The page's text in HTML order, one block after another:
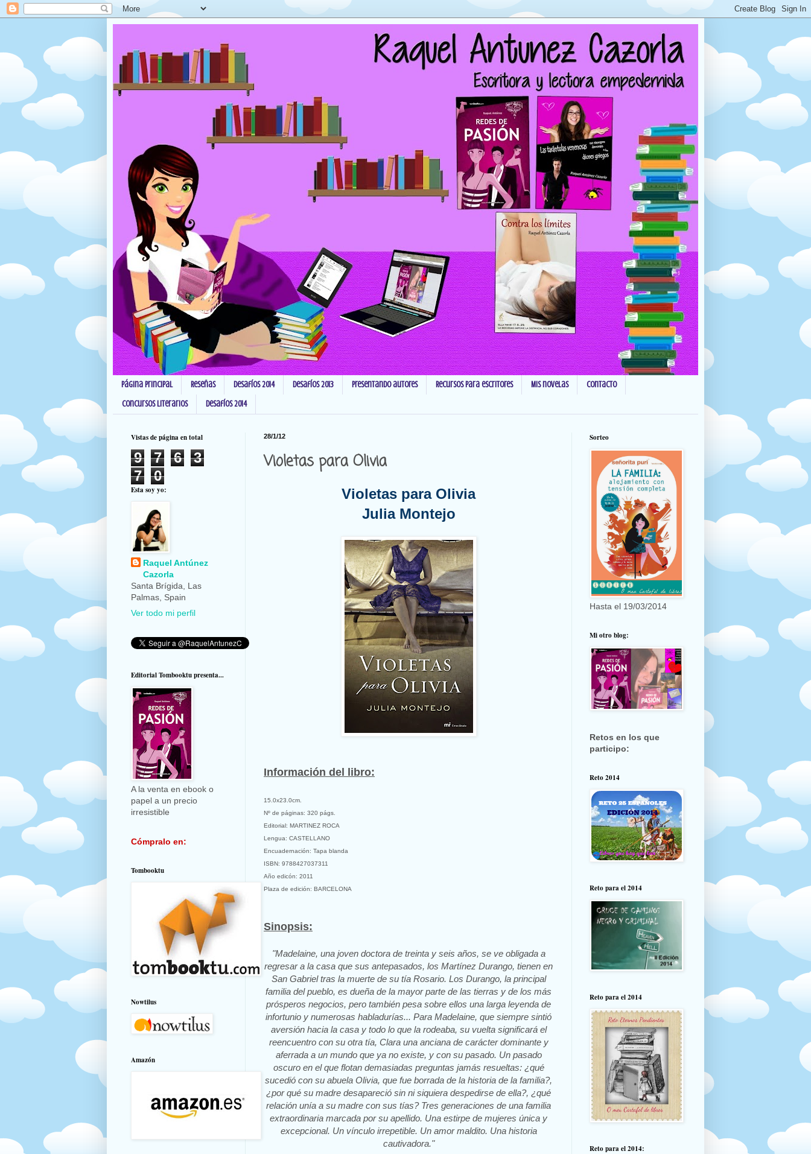
Página principal Reseñas Desafíos 2014 Desafíos 2013 Presentando autores Recursos para escritores Mis novelas Contacto
Concursos Literarios Desafíos 2014
28/1/12
Violetas para Olivia
Violetas para Olivia
Julia Montejo
Información del libro:
15.0x23.0cm.
Nº de páginas: 320 págs.
Editorial: MARTINEZ ROCA
Lengua: CASTELLANO
Encuadernación: Tapa blanda
ISBN: 9788427037311
Año edicón: 2011
Plaza de edición: BARCELONA
Sinopsis:
"Madelaine, una joven doctora de treinta y seis años, se ve obligada a
regresar a la casa que sus antepasados, los Martínez Durango, tienen en
San Gabriel tras la muerte de su tía Rosario. Los Durango, la principal
familia del pueblo, es dueña de la mayor parte de las tierras y de los más
prósperos negocios, pero también pesa sobre ellos una larga leyenda de
infortunio y numerosas habladurías... Para Madelaine, que siempre sintió
aversión hacia la casa y todo lo que la rodeaba, su vuelta significará el
reencuentro con su otra tía, Clara una anciana de carácter dominante y
aferrada a un mundo que ya no existe, y con su pasado. Un pasado
oscuro en el que flotan demasiadas preguntas jamás resueltas: ¿qué
sucedió con su abuela Olivia, que fue borrada de la historia de la familia?,
¿por qué su madre desapareció sin ni siquiera despedirse de ella?, ¿qué
relación unía a su madre con sus tías? Tres generaciones de una familia
extraordinaria marcada por su apellido. Una estirpe de mujeres única y
excepcional. Un vínculo irrepetible. Un amor maldito. Una historia
cautivadora."
Vistas de página en total
9 7 6
3
7
0
Esta soy yo:
Raquel Antúnez
Cazorla
Santa Brígida, Las
Palmas, Spain
Ver todo mi perfil
Editorial Tombooktu presenta...
A la venta en ebook o
papel a un precio
irresistible
Cómpralo en:
Tombooktu
Nowtilus
Amazón
Sorteo
Hasta el 19/03/2014
Mi otro blog:
Retos en los que
participo:
Reto 2014
Reto para el 2014
Reto para el 2014
Reto para el 2014: